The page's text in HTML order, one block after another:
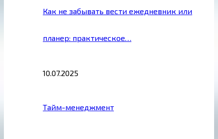
Как не забывать вести ежедневник или
планер: практическое…
10.07.2025
Тайм-менеджмент